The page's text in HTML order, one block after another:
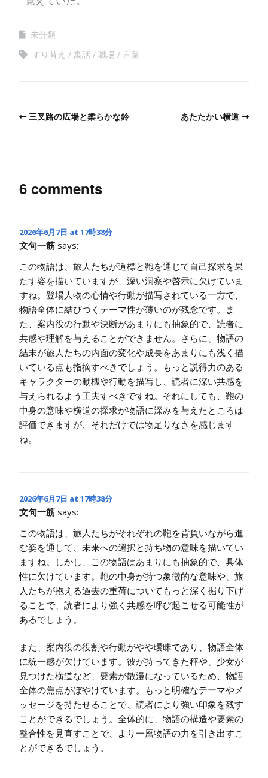
未分類
すり替え
寓話 職場 言葉
三叉路の広場と柔らかな鈴 あたたかい横道
6 comments
2026年6月7日 at 17時38分
文句一筋 says:
この物語は、旅人たちが道標と鞄を通じて自己探求を果
たす姿を描いていますが、深い洞察や啓示に欠けていま
すね。登場人物の心情や行動が描写されている一方で、
物語全体に結びつくテーマ性が薄いのが残念です。ま
た、案内役の行動や決断があまりにも抽象的で、読者に
共感や理解を与えることができません。さらに、物語の
結末が旅人たちの内面の変化や成長をあまりにも浅く描
いている点も指摘すべきでしょう。もっと説得力のある
キャラクターの動機や行動を描写し、読者に深い共感を
与えられるよう工夫すべきですね。それにしても、鞄の
中身の意味や横道の探求が物語に深みを与えたところは
評価できますが、それだけでは物足りなさを感じます
ね。
2026年6月7日 at 17時38分
文句一筋 says:
この物語は、旅人たちがそれぞれの鞄を背負いながら進
む姿を通して、未来への選択と持ち物の意味を描いてい
ますね。しかし、この物語はあまりにも抽象的で、具体
性に欠けています。鞄の中身が持つ象徴的な意味や、旅
人たちが抱える過去の重荷についてもっと深く掘り下げ
ることで、読者により強く共感を呼び起こせる可能性が
あるでしょう。
また、案内役の役割や行動がやや曖昧であり、物語全体
に統一感が欠けています。彼が持ってきた秤や、少女が
見つけた横道など、要素が散漫になっているため、物語
全体の焦点がぼやけています。もっと明確なテーマやメ
ッセージを持たせることで、読者により強い印象を残す
ことができるでしょう。全体的に、物語の構造や要素の
整合性を見直すことで、より一層物語の力を引き出すこ
とができるでしょう。